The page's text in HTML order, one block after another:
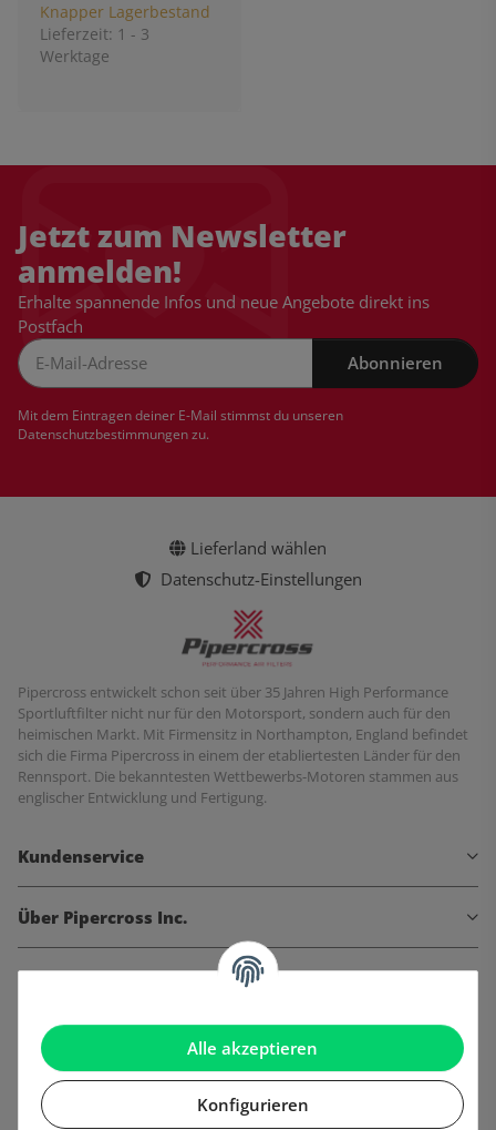
Alle akzeptieren
Konfigurieren
Knapper Lagerbestand
Lieferzeit: 1 - 3
Werktage
Jetzt zum Newsletter
anmelden!
Erhalte spannende Infos und neue Angebote direkt ins
Postfach
Abonnieren
Mit dem Eintragen deiner E-Mail stimmst du unseren
Datenschutzbestimmungenzu.
Lieferland wählen
Datenschutz-Einstellungen
Pipercross entwickelt schon seit über 35 Jahren High Performance
Sportluftfilter nicht nur für den Motorsport, sondern auch für den
heimischen Markt. Mit Firmensitz in Northampton, England befindet
sich die Firma Pipercross in einem der etabliertesten Länder für den
Rennsport. Die bekanntesten Wettbewerbs-Motoren stammen aus
englischer Entwicklung und Fertigung.
Kundenservice
Über Pipercross Inc.
Informationen
Gesetzliche Informationen